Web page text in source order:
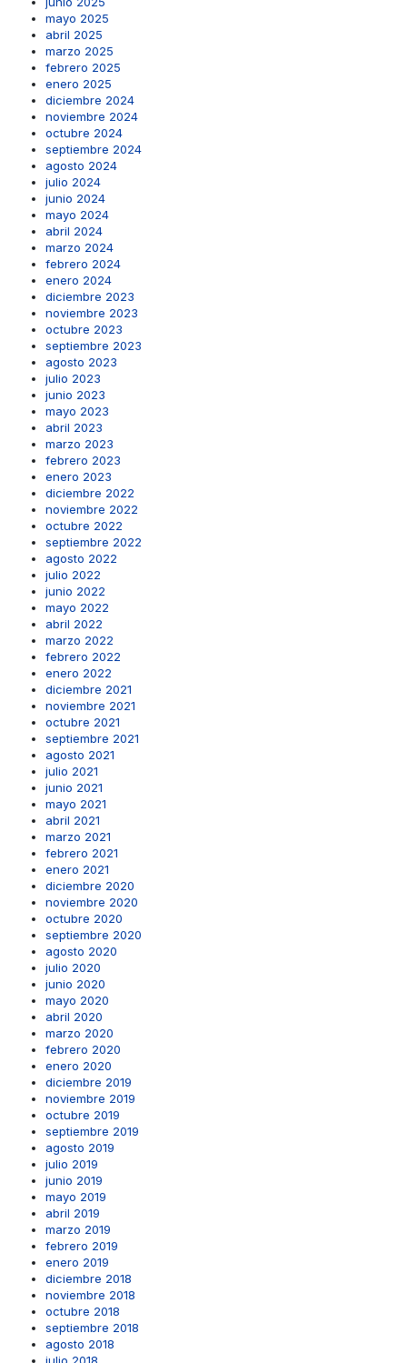
mayo 2025
abril 2025
marzo 2025
febrero 2025
enero 2025
diciembre 2024
noviembre 2024
octubre 2024
septiembre 2024
agosto 2024
julio 2024
junio 2024
mayo 2024
abril 2024
marzo 2024
febrero 2024
enero 2024
diciembre 2023
noviembre 2023
octubre 2023
septiembre 2023
agosto 2023
julio 2023
junio 2023
mayo 2023
abril 2023
marzo 2023
febrero 2023
enero 2023
diciembre 2022
noviembre 2022
octubre 2022
septiembre 2022
agosto 2022
julio 2022
junio 2022
mayo 2022
abril 2022
marzo 2022
febrero 2022
enero 2022
diciembre 2021
noviembre 2021
octubre 2021
septiembre 2021
agosto 2021
julio 2021
junio 2021
mayo 2021
abril 2021
marzo 2021
febrero 2021
enero 2021
diciembre 2020
noviembre 2020
octubre 2020
septiembre 2020
agosto 2020
julio 2020
junio 2020
mayo 2020
abril 2020
marzo 2020
febrero 2020
enero 2020
diciembre 2019
noviembre 2019
octubre 2019
septiembre 2019
agosto 2019
julio 2019
junio 2019
mayo 2019
abril 2019
marzo 2019
febrero 2019
enero 2019
diciembre 2018
noviembre 2018
octubre 2018
septiembre 2018
agosto 2018